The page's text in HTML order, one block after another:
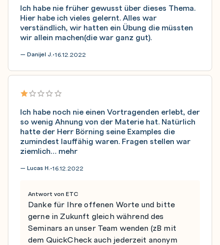
Ich habe nie früher gewusst über dieses Thema.
Hier habe ich vieles gelernt. Alles war
verständlich, wir hatten ein Übung die müssten
wir allein machen(die war ganz gut).
— Danijel J.•16.12.2022
Ich habe noch nie einen Vortragenden erlebt, der
so wenig Ahnung von der Materie hat. Natürlich
hatte der Herr Börning seine Examples die
zumindest lauffähig waren. Fragen stellen war
ziemlich… mehr
— Lucas H.•16.12.2022
Antwort von ETC
Danke für Ihre offenen Worte und bitte
gerne in Zukunft gleich während des
Seminars an unser Team wenden (zB mit
dem QuickCheck auch jederzeit anonym